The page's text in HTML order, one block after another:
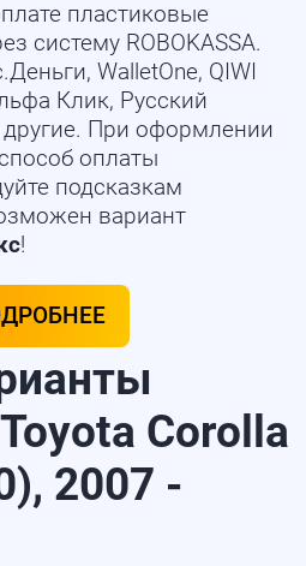
пластиковые
систему ROBOKASSA.
WalletOne, QIWI
Клик, Русский
другие. При оформлении
оплаты
подсказкам
вариант
!
Corolla
2007 -